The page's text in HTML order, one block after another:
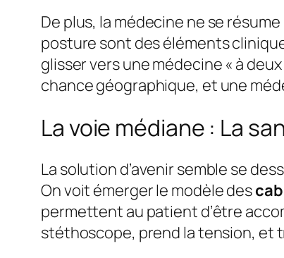
De plus, la médecine ne se
posture sont des éléments
glisser vers une médecine « à
chance géographique, et une
La voie médiane : La
La solution d’avenir semble se
On voit émerger le modèle des
permettent au patient d’être
stéthoscope, prend la tension, et